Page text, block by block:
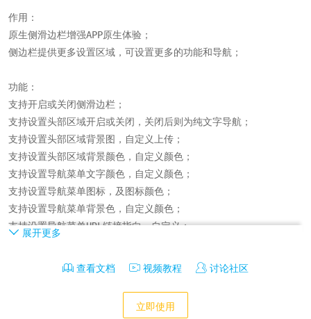
作用：
原生侧滑边栏增强APP原生体验；
侧边栏提供更多设置区域，可设置更多的功能和导航；
功能：
支持开启或关闭侧滑边栏；
支持设置头部区域开启或关闭，关闭后则为纯文字导航；
支持设置头部区域背景图，自定义上传；
支持设置头部区域背景颜色，自定义颜色；
支持设置导航菜单文字颜色，自定义颜色；
支持设置导航菜单图标，及图标颜色；
支持设置导航菜单背景色，自定义颜色；
支持设置导航菜单URL链接指向，自定义；
支持设置系统功能【刷新】按钮显示，可关闭；
支持设置系统功能【扫一扫】按钮显示，可关闭；
支持设置系统功能【退出应用】按钮显示，可关闭；
展开更多
查看文档 视频教程 讨论社区
立即使用